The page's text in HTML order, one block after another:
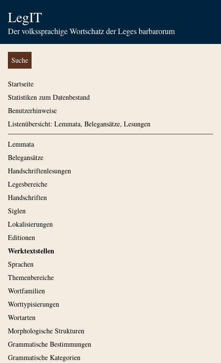
LegIT
Der volkssprachige Wortschatz der Leges barbarorum
Suche
Startseite
Statistiken zum Datenbestand
Benutzerhinweise
Listenübersicht: Lemmata, Belegansätze, Lesungen
Lemmata
Belegansätze
Handschriftenlesungen
Legesbereiche
Handschriften
Siglen
Lokalisierungen
Editionen
Werktextstellen
Sprachen
Themenbereiche
Wortfamilien
Worttypisierungen
Wortarten
Morphologische Strukturen
Grammatische Bestimmungen
Grammatische Kategorien